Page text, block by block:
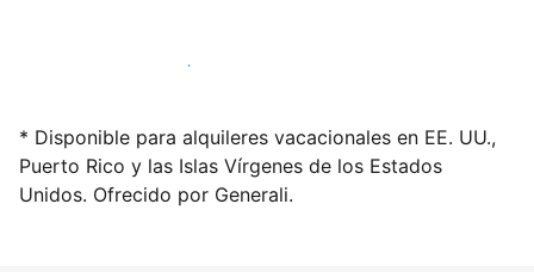
Alquila tu alojamiento hoy mismo
* Disponible para alquileres vacacionales en EE. UU.,
Puerto Rico y las Islas Vírgenes de los Estados
Unidos. Ofrecido por Generali.